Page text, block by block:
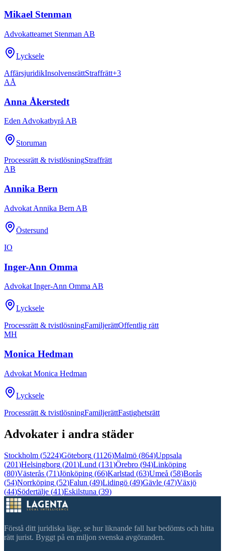
Mikael Stenman
Advokatteamet Stenman AB
Lycksele
AffärsjuridikInsolvensrättStraffrätt+3
AÅ
Anna Åkerstedt
Eden Advokatbyrå AB
Storuman
Processrätt & tvistlösningStraffrätt
AB
Annika Bern
Advokat Annika Bern AB
Östersund
IO
Inger-Ann Omma
Advokat Inger-Ann Omma AB
Lycksele
Processrätt & tvistlösningFamiljerättOffentlig rätt
MH
Monica Hedman
Advokat Monica Hedman
Lycksele
Processrätt & tvistlösningFamiljerättFastighetsrätt
Advokater i andra städer
Stockholm (5224)Göteborg (1126)Malmö (864)Uppsala
(201)Helsingborg (201)Lund (131)Örebro (94)Linköping
(80)Västerås (71)Jönköping (66)Karlstad (63)Umeå (58)Borås
(54)Norrköping (52)Falun (49)Lidingö (49)Gävle (47)Växjö
(44)Södertälje (41)Eskilstuna (39)
Förstå ditt juridiska läge, se hur liknande fall har bedömts och hitta
rätt jurist. Byggt på en miljon svenska avgöranden.